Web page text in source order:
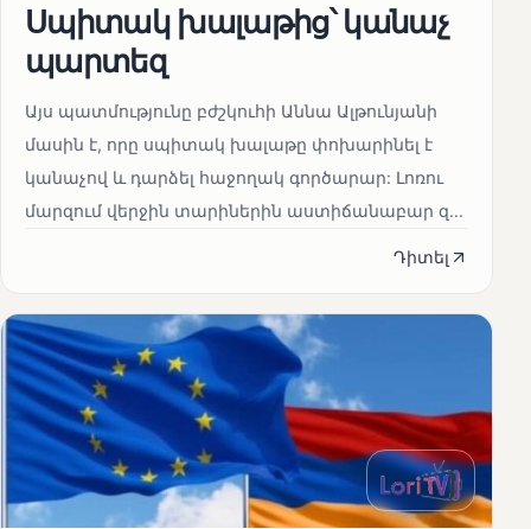
Սպիտակ խալաթից՝ կանաչ
պարտեզ
Այս պատմությունը բժշկուհի Աննա Ալթունյանի
մասին է, որը սպիտակ խալաթը փոխարինել է
կանաչով և դարձել հաջողակ գործարար: Լոռու
մարզում վերջին տարիներին աստիճանաբար զ...
Դիտել